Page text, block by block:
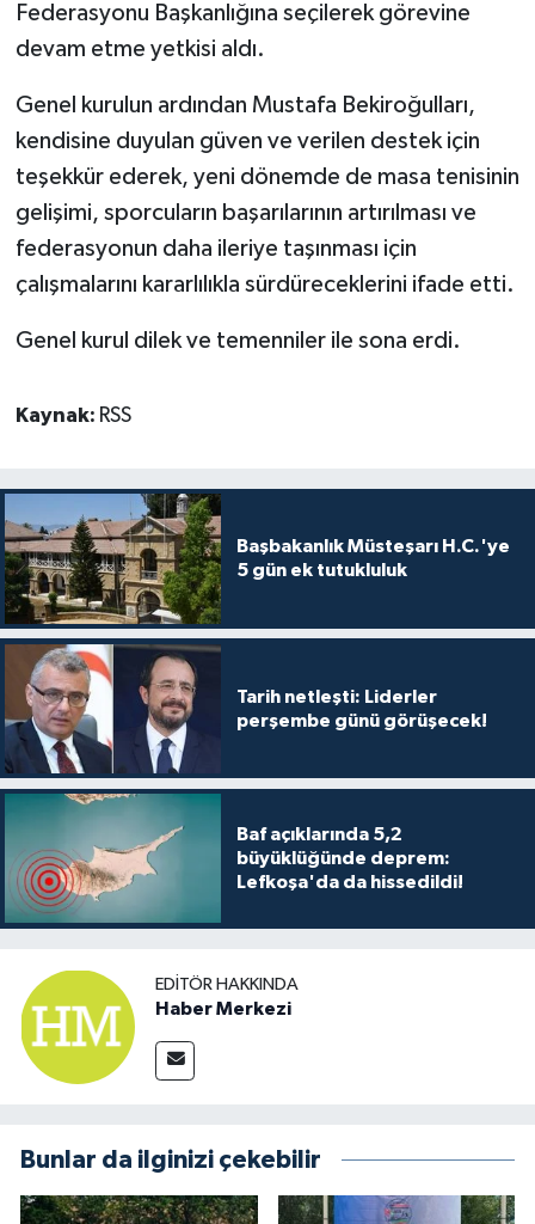
Federasyonu Başkanlığına seçilerek görevine
devam etme yetkisi aldı.
Genel kurulun ardından Mustafa Bekiroğulları,
kendisine duyulan güven ve verilen destek için
teşekkür ederek, yeni dönemde de masa tenisinin
gelişimi, sporcuların başarılarının artırılması ve
federasyonun daha ileriye taşınması için
çalışmalarını kararlılıkla sürdüreceklerini ifade etti.
Genel kurul dilek ve temenniler ile sona erdi.
Kaynak: RSS
Başbakanlık Müsteşarı H.C.'ye
5 gün ek tutukluluk
Tarih netleşti: Liderler
perşembe günü görüşecek!
Baf açıklarında 5,2
büyüklüğünde deprem:
Lefkoşa'da da hissedildi!
EDITÖR HAKKINDA
Haber Merkezi
Bunlar da ilginizi çekebilir
TATLISU
TEKNOLOJİ
YAŞAM